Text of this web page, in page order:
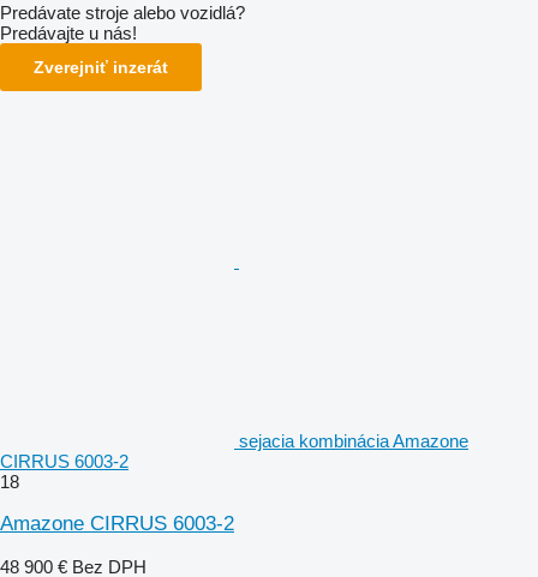
Predávate stroje alebo vozidlá?
Predávajte u nás!
Zverejniť inzerát
sejacia kombinácia Amazone
CIRRUS 6003-2
18
Amazone CIRRUS 6003-2
48 900 € Bez DPH